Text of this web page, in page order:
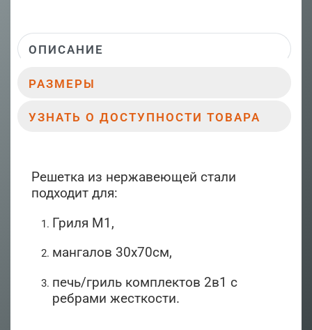
ОПИСАНИЕ
РАЗМЕРЫ
УЗНАТЬ О ДОСТУПНОСТИ ТОВАРА
Решетка из нержавеющей стали
подходит для:
Гриля М1,
мангалов 30х70см,
печь/гриль комплектов 2в1 с
ребрами жесткости.